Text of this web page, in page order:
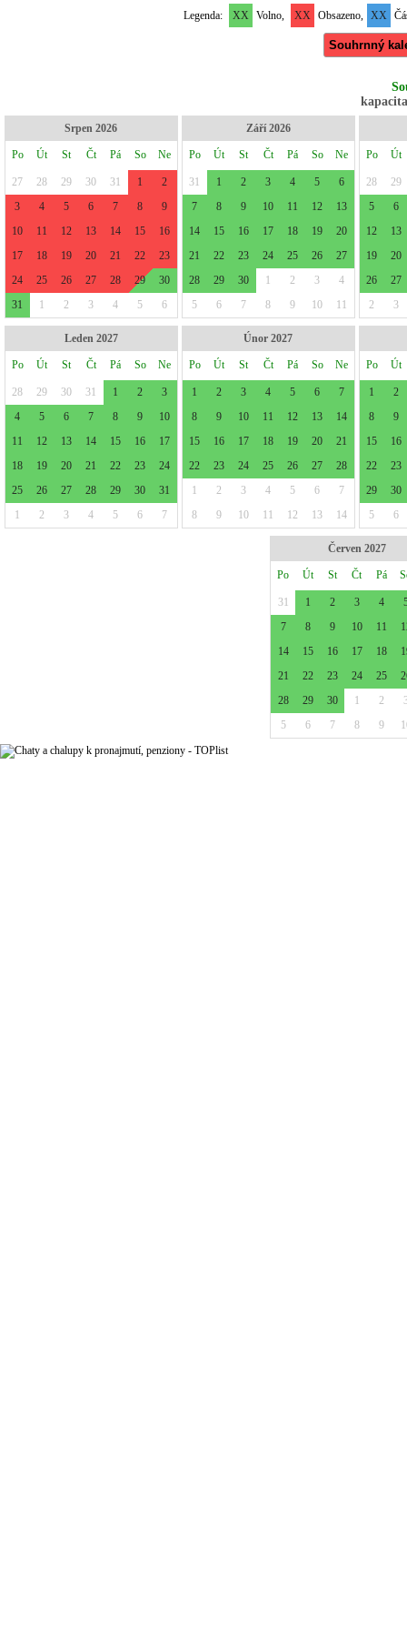
Legenda: XX Volno, XX Obsazeno, XX
Souhrnný
Srpen 2026
Po Út St Čt Pá So Ne
27 28 29 30 31 1
2
3
4 5 6 7 8
9
10
11 12 13 14 15
16
17
18 19 20 21 22
23
24
25 26 27 28 29
30
31
1 2 3 4 5 6
Září 2026
Po Út St Čt Pá So Ne
31 1 2 3 4 5
6
7
8 9 10 11 12
13
14
15 16 17 18 19
20
21
22 23 24 25 26
27
28
29 30 1 2 3
4
5
6 7 8 9 10 11
Po Út
28
29
5
6
12
13
19
20
26
27
2
3
Leden 2027
Po Út St Čt Pá So Ne
28 29 30 31 1 2
3
4
5 6 7 8 9
10
11
12 13 14 15 16
17
18
19 20 21 22 23
24
25
26 27 28 29 30
31
1
2 3 4 5 6 7
Únor 2027
Po Út St Čt Pá So Ne
1 2 3 4 5 6
7
8
9 10 11 12 13
14
15
16 17 18 19 20
21
22
23 24 25 26 27
28
1
2 3 4 5 6
7
8
9 10 11 12 13 14
Po Út
1
2
8
9
15
16
22
23
29
30
5
6
Červen 2027
Po Út St Čt Pá
31 1 2 3 4
7
8 9 10 11
14
15 16 17 18
21
22 23 24 25
28
29 30 1 2
5
6 7 8 9